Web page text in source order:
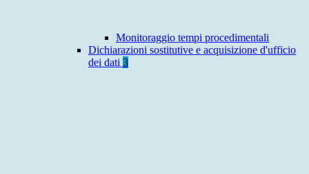
Monitoraggio tempi procedimentali
Dichiarazioni sostitutive e acquisizione d'ufficio
dei dati 3